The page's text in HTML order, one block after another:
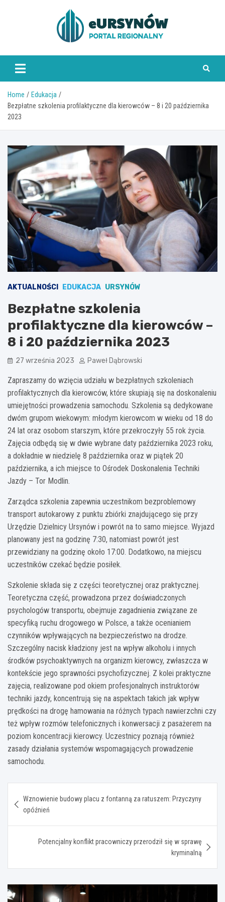
Home
Edukacja
Bezpłatne szkolenia profilaktyczne dla kierowców – 8 i 20 października
2023
AKTUALNOŚCI EDUKACJA URSYNÓW
Bezpłatne szkolenia
profilaktyczne dla kierowców –
8 i 20 października 2023
27 września 2023 Paweł Dąbrowski
Zapraszamy do wzięcia udziału w bezpłatnych szkoleniach
profilaktycznych dla kierowców, które skupiają się na doskonaleniu
umiejętności prowadzenia samochodu. Szkolenia są dedykowane
dwóm grupom wiekowym: młodym kierowcom w wieku od 18 do
24 lat oraz osobom starszym, które przekroczyły 55 rok życia.
Zajęcia odbędą się w dwie wybrane daty października 2023 roku,
a dokładnie w niedzielę 8 października oraz w piątek 20
października, a ich miejsce to Ośrodek Doskonalenia Techniki
Jazdy – Tor Modlin.
Zarządca szkolenia zapewnia uczestnikom bezproblemowy
transport autokarowy z punktu zbiórki znajdującego się przy
Urzędzie Dzielnicy Ursynów i powrót na to samo miejsce. Wyjazd
planowany jest na godzinę 7:30, natomiast powrót jest
przewidziany na godzinę około 17:00. Dodatkowo, na miejscu
uczestników czekać będzie posiłek.
Szkolenie składa się z części teoretycznej oraz praktycznej.
Teoretyczna część, prowadzona przez doświadczonych
psychologów transportu, obejmuje zagadnienia związane ze
specyfiką ruchu drogowego w Polsce, a także ocenianiem
czynników wpływających na bezpieczeństwo na drodze.
Szczególny nacisk kładziony jest na wpływ alkoholu i innych
środków psychoaktywnych na organizm kierowcy, zwłaszcza w
kontekście jego sprawności psychofizycznej. Z kolei praktyczne
zajęcia, realizowane pod okiem profesjonalnych instruktorów
techniki jazdy, koncentrują się na aspektach takich jak wpływ
prędkości na drogę hamowania na różnych typach nawierzchni czy
też wpływ rozmów telefonicznych i konwersacji z pasażerem na
poziom koncentracji kierowcy. Uczestnicy poznają również
zasady działania systemów wspomagających prowadzenie
samochodu.
wpisu
Wznowienie budowy placu z fontanną za ratuszem: Przyczyny
opóźnień
Potencjalny konflikt pracowniczy przerodził się w sprawę
kryminalną